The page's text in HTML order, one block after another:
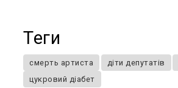
Теги
смерть артиста діти депутатів
цукровий діабет